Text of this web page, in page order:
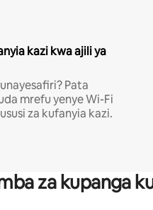
kazi kwa ajili ya
Pata
mrefu yenye Wi-Fi
za kufanyia kazi.
za kupanga